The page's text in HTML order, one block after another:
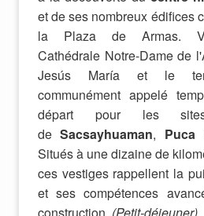
et de ses nombreux édifices
la Plaza de Armas.
Cathédrale Notre-Dame de
Jesús María et le
communément appelé
départ pour les sites
deSacsayhuaman, Puca
Situés à une dizaine de
ces vestiges rappellent la
et ses compétences